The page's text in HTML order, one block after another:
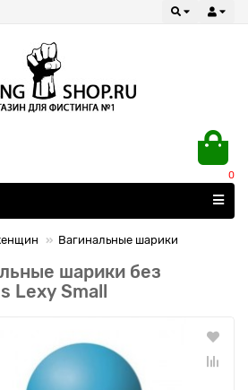
0
Вагинальные шарики
шарики без
Lexy Small